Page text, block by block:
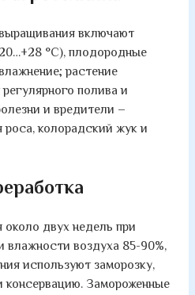
включают
°C), плодородные
растение
полива и
и вредители –
колорадский жук и
двух недель при
влажности воздуха 85-90%,
используют заморозку,
консервацию. Замороженные